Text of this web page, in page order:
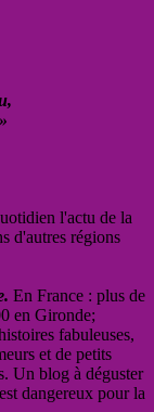
l'actu de la
d'autres régions
En France : plus de
en Gironde;
fabuleuses,
et de petits
Un blog à déguster
dangereux pour la